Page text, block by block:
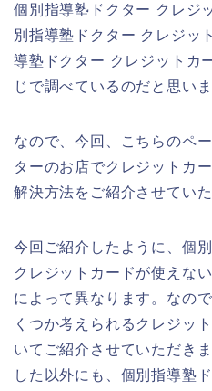
個別指導塾ドクター クレ
別指導塾ドクター クレジ
導塾ドクター クレジット
じで調べているのだと思いま
なので、今回、こちらのペ
ターのお店でクレジットカ
解決方法をご紹介させていた
今回ご紹介したように、個
クレジットカードが使えな
によって異なります。なの
くつか考えられるクレジッ
いてご紹介させていただき
した以外にも、個別指導塾